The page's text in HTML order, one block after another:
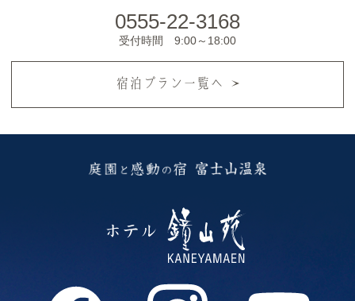
0555-22-3168
受付時間 9:00～18:00
宿泊プラン一覧へ